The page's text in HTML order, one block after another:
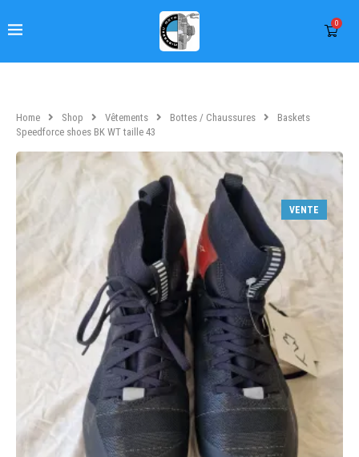
0
Home Shop Vêtements Bottes / Chaussures
Baskets
Speedforce shoes BK WT taille 43
VENTE